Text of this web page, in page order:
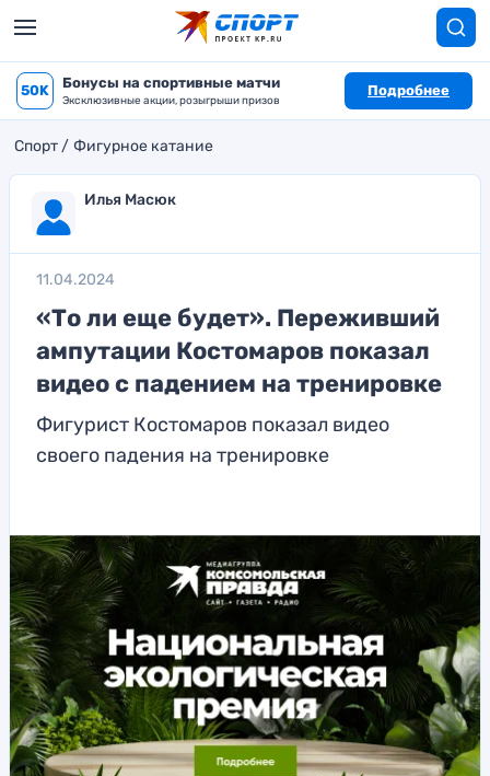
50K Бонусы на спортивные матчи
Эксклюзивные акции, розыгрыши призов
Подробнее
Спорт Фигурное катание
Илья Масюк
11.04.2024
«То ли еще будет». Переживший
ампутации Костомаров показал
видео с падением на тренировке
Фигурист Костомаров показал видео
своего падения на тренировке